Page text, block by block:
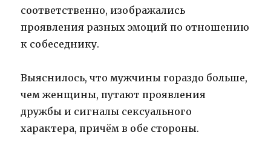
соответственно, изображались
проявления разных эмоций по отношению
к собеседнику.
Выяснилось, что мужчины гораздо больше,
чем женщины, путают проявления
дружбы и сигналы сексуального
характера, причём в обе стороны.